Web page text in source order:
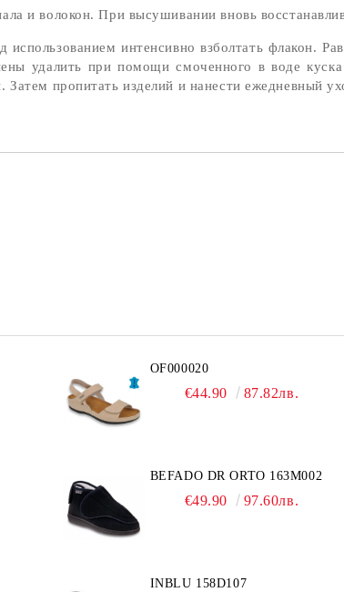
и волокон. При высушивании вновь
использованием интенсивно взболтать флакон.
удалить при помощи смоченного в воде
пропитать изделий и нанести ежедневный
OF000020
€44.90 87.82лв.
BEFADO DR ORTO 163M002
€49.90 97.60лв.
INBLU 158D107